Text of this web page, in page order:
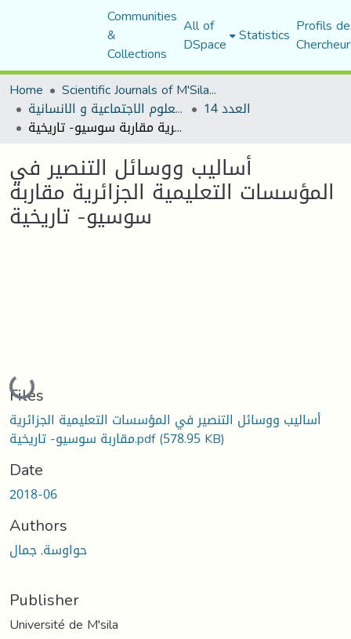
Communities
&
Collections
All of
DSpace Statistics Profils
Home
Scientific Journals of M'Sila University
مجلة العلوم الاجتماعية و الانسانية العدد 14
أساليب ووسائل التنصير في المؤسسات التعليمية الجزائرية مقاربة سوسيو- تاريخية
أساليب ووسائل التنصير في
المؤسسات التعليمية الجزائرية مقاربة
سوسيو- تاريخية
Loading...
Files
أساليب ووسائل التنصير في المؤسسات التعليمية الجزائرية
مقاربة سوسيو- تاريخية.pdf(578.95 KB)
Date
2018-06
Authors
حواوسة, جمال
Publisher
Université de M'sila